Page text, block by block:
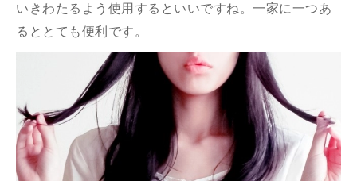
いきわたるよう使用するといいですね。一家に一つあ
るととても便利です。